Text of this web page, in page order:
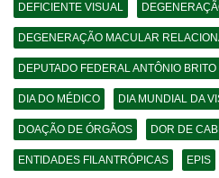
DEFICIENTE VISUAL
DEGENERAÇÃO MACULAR
DEPUTADO FEDERAL ANTÔNIO BRITO
DIA DO MÉDICO DIA MUNDIAL DA
DOAÇÃO DE ÓRGÃOS DOR DE
ENTIDADES FILANTRÓPICAS EPIS